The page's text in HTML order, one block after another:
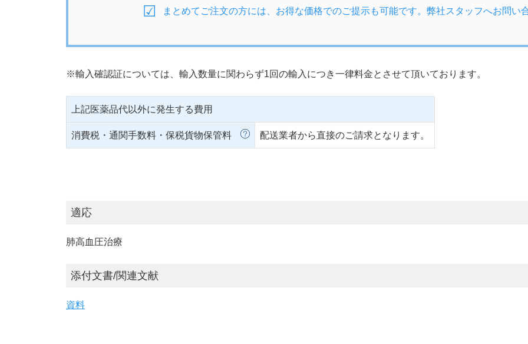
まとめてご注文の方には、お得な価格でのご提示も可能です。弊社スタッフへお問い
※輸入確認証については、輸入数量に関わらず1回の輸入につき一律料金とさせて頂いております。
上記医薬品代以外に発生する費用
消費税・通関手数料・保税貨物保管料 配送業者から直接のご請求となります。
適応
肺高血圧治療
添付文書/関連文献
資料